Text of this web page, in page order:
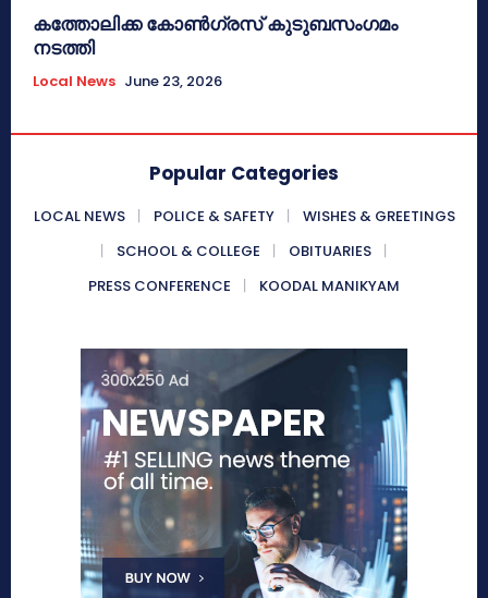
കത്തോലിക്ക കോൺഗ്രസ് കുടുബസംഗമം
നടത്തി
Local News June 23, 2026
Popular Categories
LOCAL NEWS POLICE & SAFETY
WISHES & GREETINGS
SCHOOL & COLLEGE
OBITUARIES
PRESS CONFERENCE
KOODAL MANIKYAM